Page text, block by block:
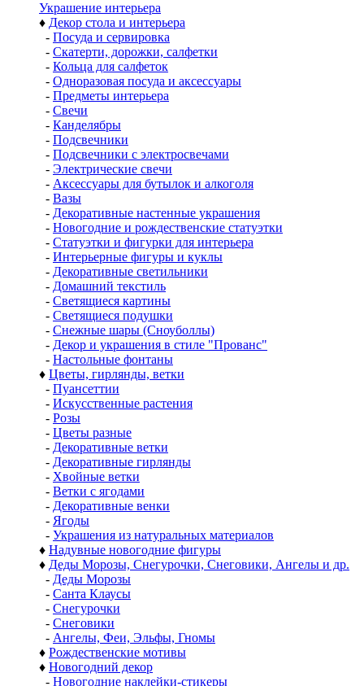
Украшение интерьера
♦ Декор стола и интерьера
- Посуда и сервировка
- Скатерти, дорожки, салфетки
- Кольца для салфеток
- Одноразовая посуда и аксессуары
- Предметы интерьера
- Свечи
- Канделябры
- Подсвечники
- Подсвечники с электросвечами
- Электрические свечи
- Аксессуары для бутылок и алкоголя
- Вазы
- Декоративные настенные украшения
- Новогодние и рождественские статуэтки
- Статуэтки и фигурки для интерьера
- Интерьерные фигуры и куклы
- Декоративные светильники
- Домашний текстиль
- Светящиеся картины
- Светящиеся подушки
- Снежные шары (Сноуболлы)
- Декор и украшения в стиле "Прованс"
- Настольные фонтаны
♦ Цветы, гирлянды, ветки
- Пуансеттии
- Искусственные растения
- Розы
- Цветы разные
- Декоративные ветки
- Декоративные гирлянды
- Хвойные ветки
- Ветки с ягодами
- Декоративные венки
- Ягоды
- Украшения из натуральных материалов
♦ Надувные новогодние фигуры
♦ Деды Морозы, Снегурочки, Снеговики, Ангелы и др.
- Деды Морозы
- Санта Клаусы
- Снегурочки
- Снеговики
- Ангелы, Феи, Эльфы, Гномы
♦ Рождественские мотивы
♦ Новогодний декор
- Новогодние наклейки-стикеры